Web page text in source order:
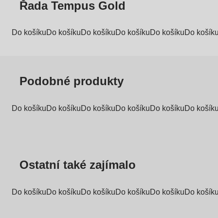
Řada Tempus Gold
Do košíkuDo košíkuDo košíkuDo košíkuDo košíkuDo košíku
Podobné produkty
Do košíkuDo košíkuDo košíkuDo košíkuDo košíkuDo košíku
Ostatní také zajímalo
Do košíkuDo košíkuDo košíkuDo košíkuDo košíkuDo košíku